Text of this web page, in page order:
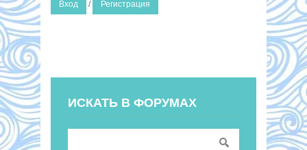
Вход / Регистрация
ИСКАТЬ В ФОРУМАХ